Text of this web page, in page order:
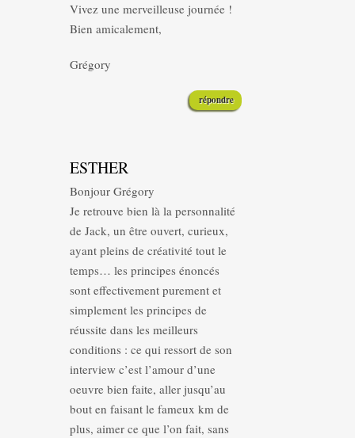
Vivez une merveilleuse journée !
Bien amicalement,
Grégory
répondre
ESTHER
Bonjour Grégory
Je retrouve bien là la personnalité
de Jack, un être ouvert, curieux,
ayant pleins de créativité tout le
temps… les principes énoncés
sont effectivement purement et
simplement les principes de
réussite dans les meilleurs
conditions : ce qui ressort de son
interview c’est l’amour d’une
oeuvre bien faite, aller jusqu’au
bout en faisant le fameux km de
plus, aimer ce que l’on fait, sans